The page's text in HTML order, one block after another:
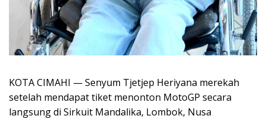
KOTA CIMAHI — Senyum Tjetjep Heriyana merekah
setelah mendapat tiket menonton MotoGP secara
langsung di Sirkuit Mandalika, Lombok, Nusa